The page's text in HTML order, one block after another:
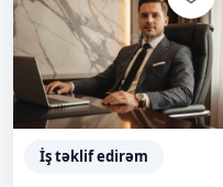
İş təklif edirəm